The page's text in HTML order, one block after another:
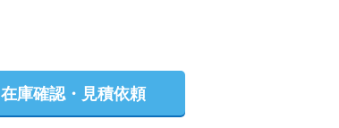
在庫確認・見積依頼